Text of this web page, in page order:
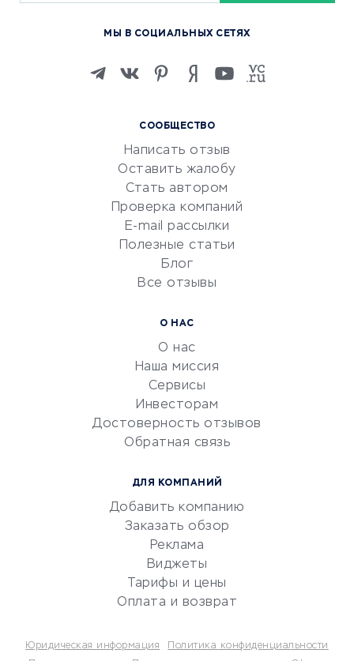
Изучение иностранных
Маркетинг и продажи
Репетиторство
Красота и здоровье
Сервисы по поиску работы
Сетевой маркетинг
УСЛУГИ ДЛЯ БИЗНЕСА
документооборот
Юридические компании
Бухгалтерия онлайн
СООБЩЕСТВО
Написать отзыв
Оставить жалобу
Стать автором
Проверка компаний
E-mail рассылки
Полезные статьи
Блог
Все отзывы
О НАС
О нас
Наша миссия
Сервисы
Инвесторам
Достоверность отзывов
Обратная связь
ДЛЯ КОМПАНИЙ
Добавить компанию
Заказать обзор
Реклама
Виджеты
Тарифы и цены
Оплата и возврат
МЫ В СОЦИАЛЬНЫХ СЕТЯХ
Юридическая информация
Политика конфиденциальности